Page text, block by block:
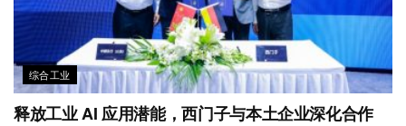
综合工业
释放工业 AI 应用潜能，西门子与本土企业深化合作